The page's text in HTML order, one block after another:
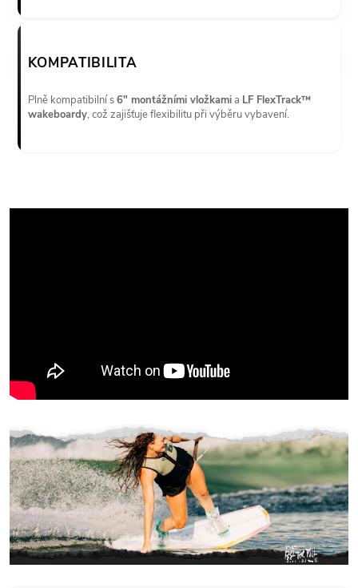
KOMPATIBILITA
Plně kompatibilní s6" montážními vložkamia LF FlexTrack™
wakeboardy, což zajišťuje flexibilitu při výběru vybavení.